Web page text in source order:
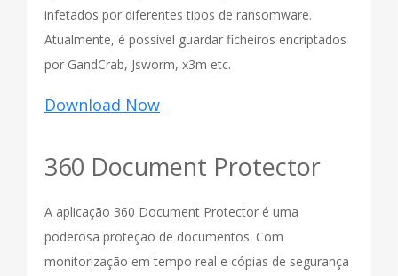
infetados por diferentes tipos de ransomware.
Atualmente, é possível guardar ficheiros encriptados
por GandCrab, Jsworm, x3m etc.
Download Now
360 Document Protector
A aplicação 360 Document Protector é uma
poderosa proteção de documentos. Com
monitorização em tempo real e cópias de segurança